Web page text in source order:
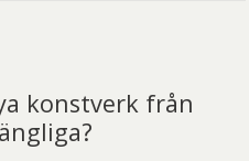
konstverk från